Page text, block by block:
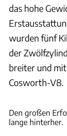
das hohe
wurden fünf
der
breiter und
Cosworth-V8.
Den großen
lange hinterher.